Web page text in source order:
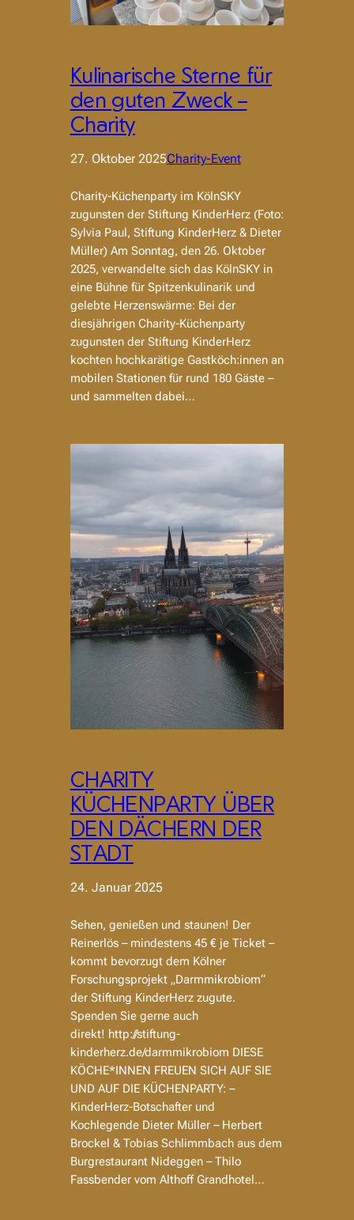
Kulinarische Sterne für
den guten Zweck –
Charity
27. Oktober 2025Charity-Event
Charity-Küchenparty im KölnSKY
zugunsten der Stiftung KinderHerz (Foto:
Sylvia Paul, Stiftung KinderHerz & Dieter
Müller) Am Sonntag, den 26. Oktober
2025, verwandelte sich das KölnSKY in
eine Bühne für Spitzenkulinarik und
gelebte Herzenswärme: Bei der
diesjährigen Charity-Küchenparty
zugunsten der Stiftung KinderHerz
kochten hochkarätige Gastköch:innen an
mobilen Stationen für rund 180 Gäste –
und sammelten dabei…
CHARITY
KÜCHENPARTY ÜBER
DEN DÄCHERN DER
STADT
24. Januar 2025
Sehen, genießen und staunen! Der
Reinerlös – mindestens 45 € je Ticket –
kommt bevorzugt dem Kölner
Forschungsprojekt „Darmmikrobiom“
der Stiftung KinderHerz zugute.
Spenden Sie gerne auch
direkt! http://stiftung-
kinderherz.de/darmmikrobiom DIESE
KÖCHE*INNEN FREUEN SICH AUF SIE
UND AUF DIE KÜCHENPARTY: –
KinderHerz-Botschafter und
Kochlegende Dieter Müller – Herbert
Brockel & Tobias Schlimmbach aus dem
Burgrestaurant Nideggen – Thilo
Fassbender vom Althoff Grandhotel…